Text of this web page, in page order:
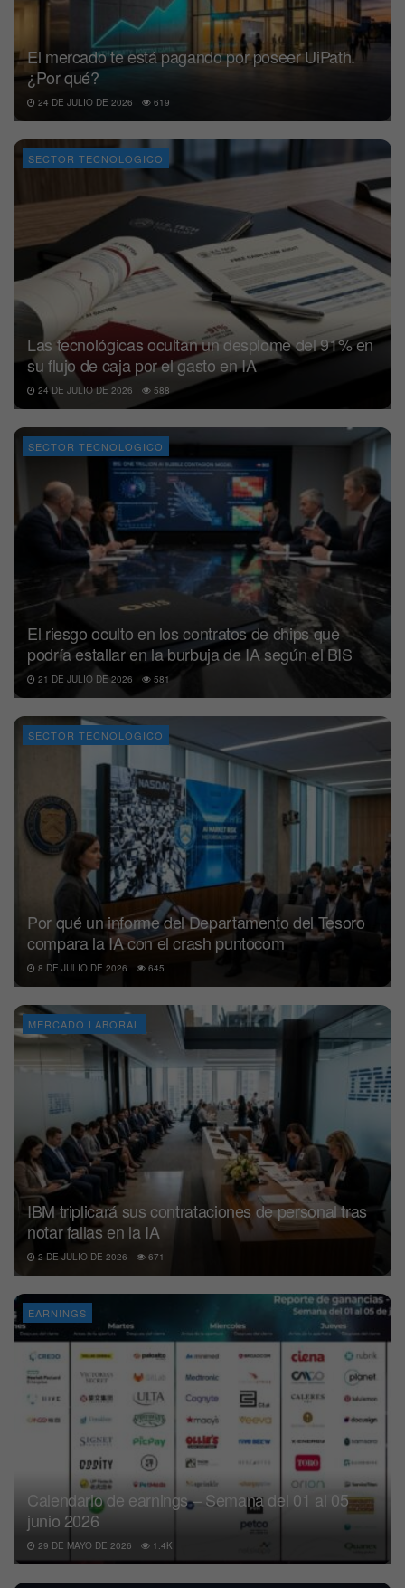
El mercado te está pagando por poseer UiPath.
¿Por qué?
24 DE JULIO DE 2026 619
SECTOR TECNOLOGICO
Las tecnológicas ocultan un desplome del 91% en
su flujo de caja por el gasto en IA
24 DE JULIO DE 2026 588
SECTOR TECNOLOGICO
El riesgo oculto en los contratos de chips que
podría estallar en la burbuja de IA según el BIS
21 DE JULIO DE 2026 581
SECTOR TECNOLOGICO
Por qué un informe del Departamento del Tesoro
compara la IA con el crash puntocom
8 DE JULIO DE 2026 645
MERCADO LABORAL
IBM triplicará sus contrataciones de personal tras
notar fallas en la IA
2 DE JULIO DE 2026 671
EARNINGS
Calendario de earnings – Semana del 01 al 05
junio 2026
29 DE MAYO DE 2026 1.4K